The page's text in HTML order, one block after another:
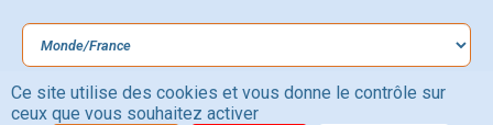
Ce site utilise des cookies et vous donne le contrôle sur
ceux que vous souhaitez activer